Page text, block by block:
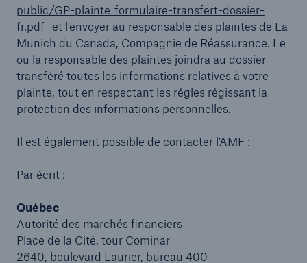
public/GP-plainte_formulaire-transfert-dossier-
fr.pdf- et l’envoyer au responsable des plaintes de La
Munich du Canada, Compagnie de Réassurance. Le
ou la responsable des plaintes joindra au dossier
transféré toutes les informations relatives à votre
plainte, tout en respectant les régles régissant la
protection des informations personnelles.
Il est également possible de contacter l’AMF :
Par écrit :
Québec
Autorité des marchés financiers
Place de la Cité, tour Cominar
2640, boulevard Laurier, bureau 400